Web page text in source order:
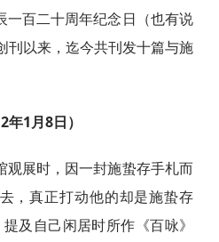
百二十周年纪念日（也有说
刊以来，迄今共刊发十篇与施
1月8日）
展时，因一封施蛰存手札而
，真正打动他的却是施蛰存
及自己闲居时所作《百咏》